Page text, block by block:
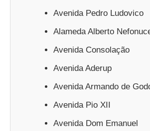
Avenida Pedro Ludovico
Alameda Alberto
Avenida Consolação
Avenida Aderup
Avenida Armando de
Avenida Pio XII
Avenida Dom Emanuel